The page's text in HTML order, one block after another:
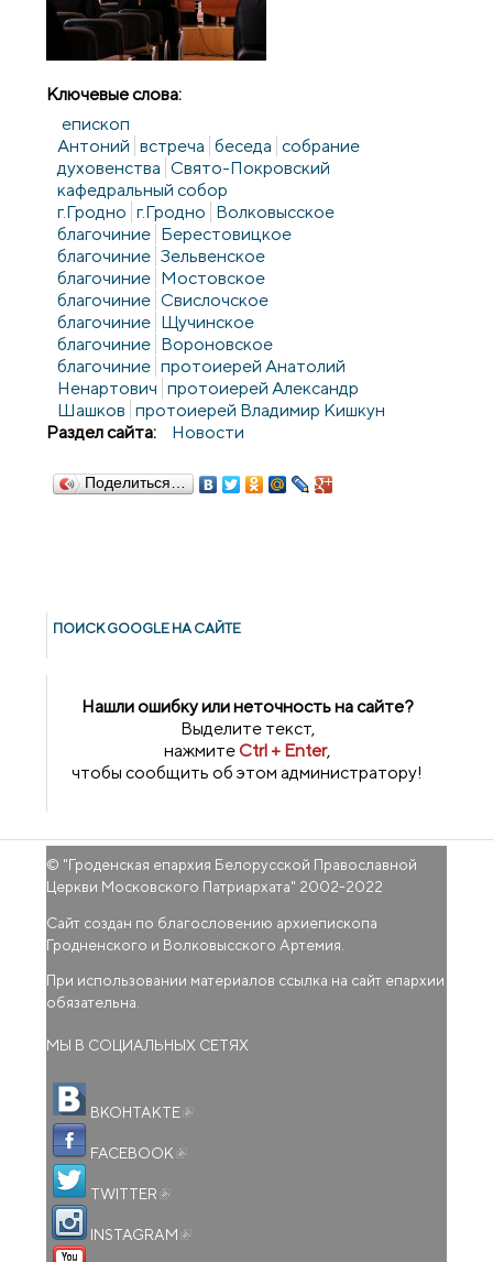
Ключевые слова:
епископ
Антоний встреча беседа собрание
духовенства Свято-Покровский
кафедральный собор
г.Гродно г.Гродно Волковысское
благочиние Берестовицкое
благочиние Зельвенское
благочиние Мостовское
благочиние Свислочское
благочиние Щучинское
благочиние Вороновское
благочиние протоиерей Анатолий
Ненартович протоиерей Александр
Шашков протоиерей Владимир Кишкун
Раздел сайта:
Новости
Поделиться…
ПОИСК GOОGLE НА САЙТЕ
Нашли ошибку или неточность на сайте?
Выделите текст,
нажмитеCtrl + Enter,
чтобы сообщить об этом администратору!
© "Гроденская епархия Белорусской Православной
Церкви Московского Патриархата" 2002-2022
Сайт создан по благословению архиепископа
Гродненского и Волковысского Артемия.
При использовании материалов ссылка на сайт епархии
обязательна.
МЫ В СОЦИАЛЬНЫХ СЕТЯХ
ВКОНТАКТЕ
FACEBOOK
TWITTER
INSTAGRAM